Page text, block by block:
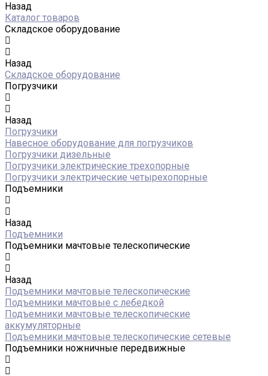
Назад
Каталог товаров
Складское оборудование
Назад
Складское оборудование
Погрузчики
Назад
Погрузчики
Навесное оборудование для погрузчиков
Погрузчики дизельные
Погрузчики электрические трехопорные
Погрузчики электрические четырехопорные
Подъемники
Назад
Подъемники
Подъемники мачтовые телескопические
Назад
Подъемники мачтовые телескопические
Подъемники мачтовые с лебедкой
Подъемники мачтовые телескопические
аккумуляторные
Подъемники мачтовые телескопические сетевые
Подъемники ножничные передвижные